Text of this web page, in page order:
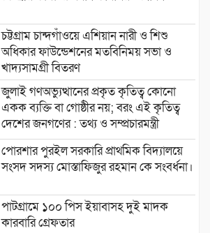
চট্টগ্রাম চান্দগাঁওয়ে এশিয়ান নারী ও শিশু
অধিকার ফাউন্ডেশনের মতবিনিময় সভা ও
খাদ্যসামগ্রী বিতরণ
জুলাই গণঅভ্যুত্থানের প্রকৃত কৃতিত্ব কোনো
একক ব্যক্তি বা গোষ্ঠীর নয়; বরং এই কৃতিত্ব
দেশের জনগণের : তথ্য ও সম্প্রচারমন্ত্রী
পোরশার পুরইল সরকারি প্রাথমিক বিদ্যালয়ে
সংসদ সদস্য মোস্তাফিজুর রহমান কে সংবর্ধনা।
পাটগ্রামে ১০০ পিস ইয়াবাসহ দুই মাদক
কারবারি গ্রেফতার